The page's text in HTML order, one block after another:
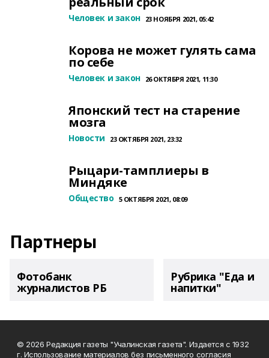
Человек и закон 23 НОЯБРЯ 2021, 05:42
Корова не может гулять сама
по себе
Человек и закон 26 ОКТЯБРЯ 2021, 11:30
Японский тест на старение
мозга
Новости 23 ОКТЯБРЯ 2021, 23:32
Рыцари-тамплиеры в
Миндяке
Общество 5 ОКТЯБРЯ 2021, 08:09
Партнеры
Фотобанк
журналистов РБ
Рубрика "Еда и
напитки"
© 2026 Редакция газеты "Учалинская газета". Издается с 1932
г. Использование материалов без письменного согласия